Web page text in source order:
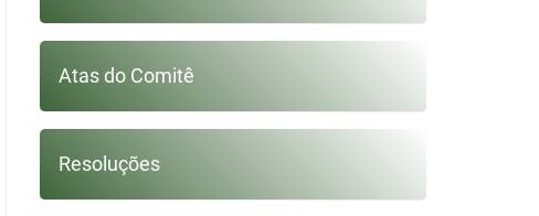
Atas do Comitê
Resoluções